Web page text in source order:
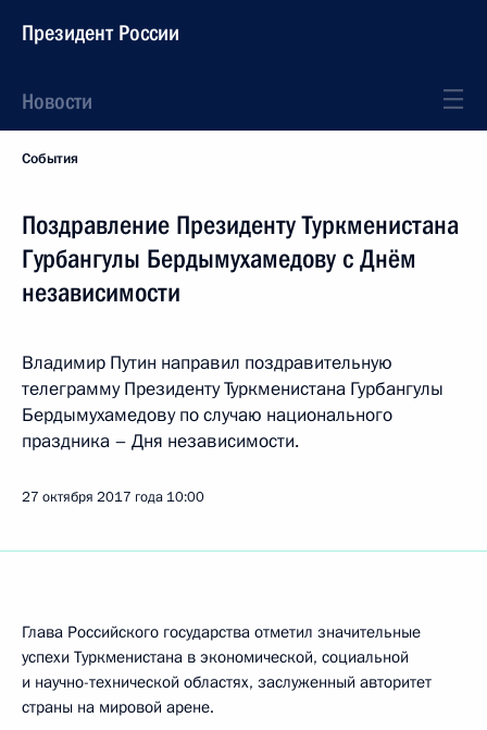
Президент России
Новости
События
Поздравление Президенту Туркменистана
Гурбангулы Бердымухамедову с Днём
независимости
Владимир Путин направил поздравительную
телеграмму Президенту Туркменистана Гурбангулы
Бердымухамедову по случаю национального
праздника – Дня независимости.
27 октября 2017 года 10:00
Глава Российского государства отметил значительные
успехи Туркменистана в экономической, социальной
и научно-технической областях, заслуженный авторитет
страны на мировой арене.